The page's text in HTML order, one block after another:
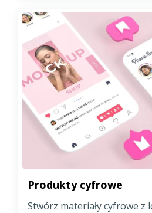
Produkty cyfrowe
Stwórz materiały cyfrowe z